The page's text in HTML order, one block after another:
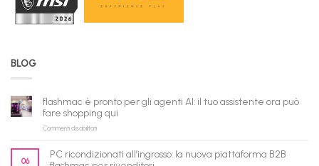
BLOG
flashmac è pronto per gli agenti AI: il tuo assistente ora può
fare shopping qui
Commenti disabilitatisu
pronto
06
PC ricondizionati all’ingrosso: la nuova piattaforma B2B